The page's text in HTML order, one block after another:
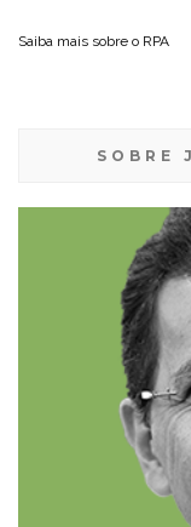
Saiba mais sobre o RPA
SOBRE